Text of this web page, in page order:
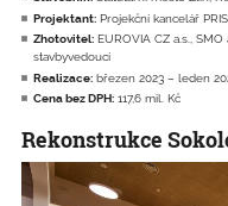
Projektant: Projekční kancelář
Zhotovitel: EUROVIA CZ a.s., SMO
stavbyvedoucí
Realizace: březen 2023 – leden
Cena bez DPH: 117,6 mil. Kč
Rekonstrukce